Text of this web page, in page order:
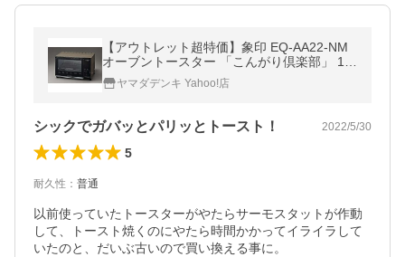
【アウトレット超特価】象印 EQ-AA22-NM
オーブントースター 「こんがり倶楽部」 10
00W シャンパンゴールド オーブントースタ
ー ヤマダデンキ Yahoo!店
シックでガバッとパリッとトースト！ 2022/5/30
5
耐久性 ： 普通
以前使っていたトースターがやたらサーモスタットが作動
して、トースト焼くのにやたら時間かかってイライラして
いたのと、だいぶ古いので買い換える事に。